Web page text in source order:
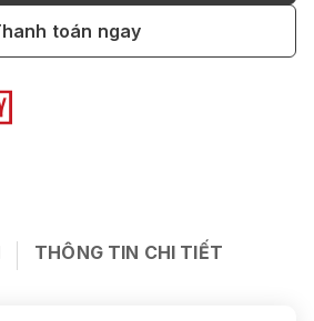
toán ngay
THÔNG TIN CHI TIẾT